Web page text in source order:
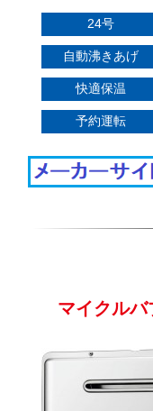
24号
自動沸きあげ
快適保温
予約運転
マイクル